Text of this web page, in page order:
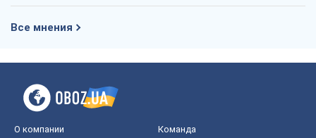
Все мнения
О компании Команда